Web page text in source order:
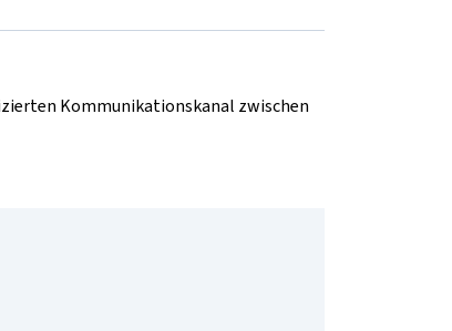
Kommunikationskanal zwischen